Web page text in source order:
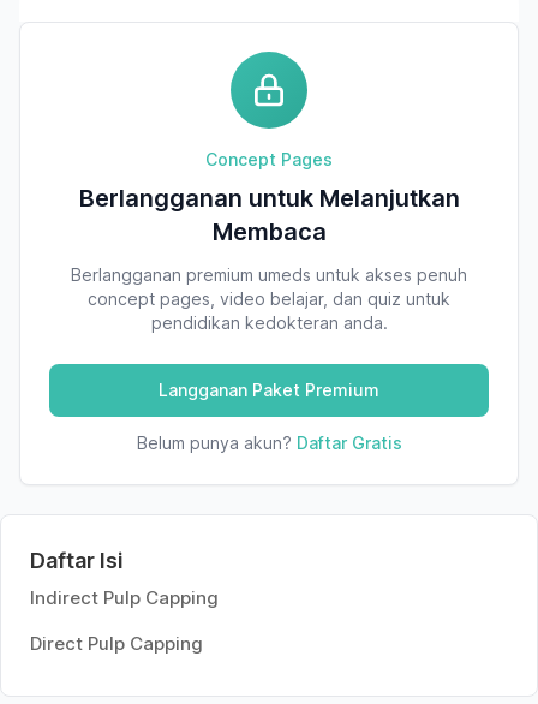
Concept Pages
Berlangganan untuk Melanjutkan
Membaca
Berlangganan premium umeds untuk akses penuh
concept pages, video belajar, dan quiz untuk
pendidikan kedokteran anda.
Langganan Paket Premium
Belum punya akun? Daftar Gratis
Daftar Isi
Indirect Pulp Capping
Direct Pulp Capping